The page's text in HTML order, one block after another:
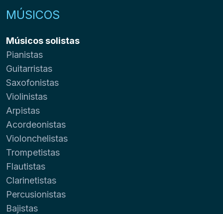
MÚSICOS
Músicos solistas
Pianistas
Guitarristas
Saxofonistas
Violinistas
Arpistas
Acordeonistas
Violonchelistas
Trompetistas
Flautistas
Clarinetistas
Percusionistas
Bajistas